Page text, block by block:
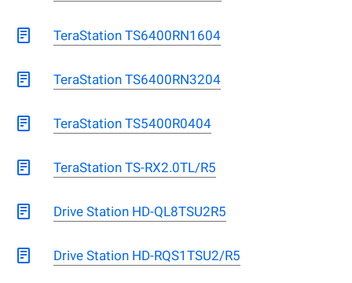
TeraStation TS6400RN1604
TeraStation TS6400RN3204
TeraStation TS5400R0404
TeraStation TS-RX2.0TL/R5
Drive Station HD-QL8TSU2R5
Drive Station HD-RQS1TSU2/R5